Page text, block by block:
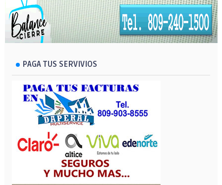
PAGA TUS SERVIVIOS